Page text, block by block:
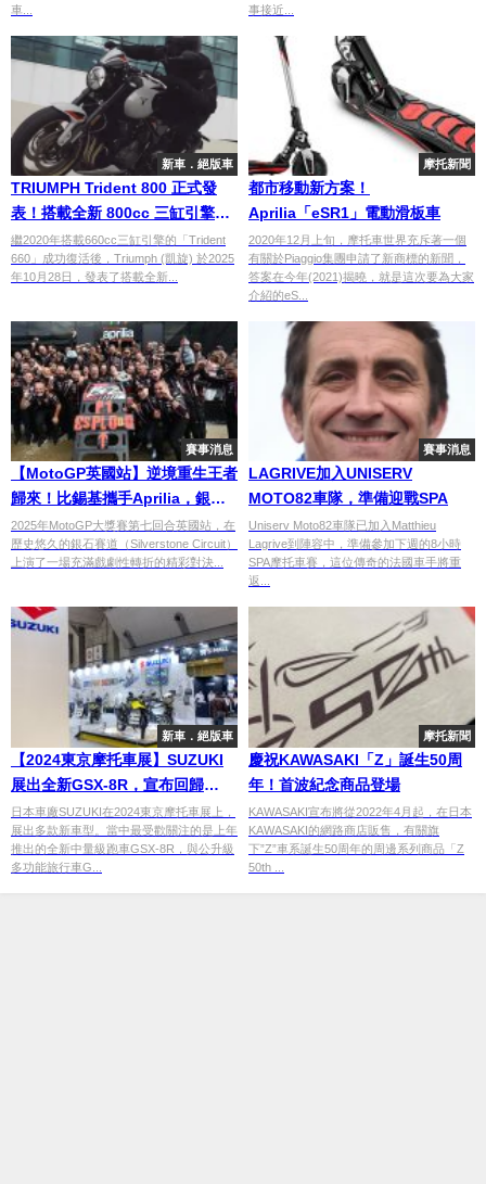
車...
事接近...
新車．絕版車
TRIUMPH Trident 800 正式發
表！搭載全新 800cc 三缸引擎，
馬力躍升至 115 匹
繼2020年搭載660cc三缸引擎的「Trident
660」成功復活後，Triumph (凱旋) 於2025
年10月28日，發表了搭載全新...
摩托新聞
都市移動新方案！
Aprilia「eSR1」電動滑板車
2020年12月上旬，摩托車世界充斥著一個
有關於Piaggio集團申請了新商標的新聞，
答案在今年(2021)揭曉，就是這次要為大家
介紹的eS...
賽事消息
【MotoGP英國站】逆境重生王者
歸來！比錫基攜手Aprilia，銀石
賽道勇奪賽季首冠！
2025年MotoGP大獎賽第七回合英國站，在
歷史悠久的銀石賽道（Silverstone Circuit）
上演了一場充滿戲劇性轉折的精彩對決...
賽事消息
LAGRIVE加入UNISERV
MOTO82車隊，準備迎戰SPA
Uniserv Moto82車隊已加入Matthieu
Lagrive到陣容中，準備參加下週的8小時
SPA摩托車賽，這位傳奇的法國車手將重
返...
新車．絕版車
【2024東京摩托車展】SUZUKI
展出全新GSX-8R，宣布回歸
2024年FIM EWC的鈴鹿8耐比賽
日本車廠SUZUKI在2024東京摩托車展上，
展出多款新車型。當中最受歡關注的是上年
推出的全新中量級跑車GSX-8R，與公升級
多功能旅行車G...
摩托新聞
慶祝KAWASAKI「Z」誕生50周
年！首波紀念商品登場
KAWASAKI宣布將從2022年4月起，在日本
KAWASAKI的網路商店販售，有關旗
下”Z”車系誕生50周年的周邊系列商品「Z
50th ...